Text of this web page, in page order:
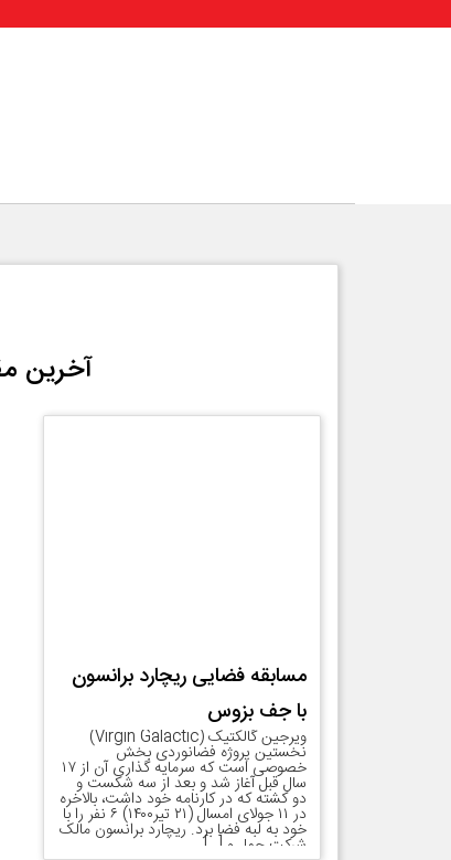
آخرین
مسابقه فضایی ریچارد برانسون
با جف بزوس
ویرجین گالکتیک (Virgin Galactic)
نخستین پروژه فضانوردی بخش
خصوصی است که سرمایه گذاری آن از ۱۷
سال قبل آغاز شد و بعد از سه شکست و
دو کشته که در کارنامه خود داشت، بالاخره
در ۱۱ جولای امسال (۲۱ تیر۱۴۰۰) ۶ نفر را با
خود به لبه فضا برد. ریچارد برانسون مالک
شرکت حمل و […]